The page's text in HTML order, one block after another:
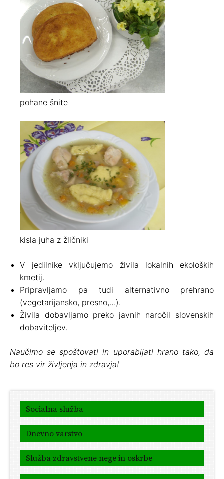
pohane šnite
kisla juha z žličniki
V jedilnike vključujemo živila lokalnih ekoloških
kmetij.
Pripravljamo pa tudi alternativno prehrano
(vegetarijansko, presno,…).
Živila dobavljamo preko javnih naročil slovenskih
dobaviteljev.
Naučimo se spoštovati in uporabljati hrano tako, da
bo res vir življenja in zdravja!
Socialna služba
Dnevno varstvo
Služba zdravstvene nege in oskrbe